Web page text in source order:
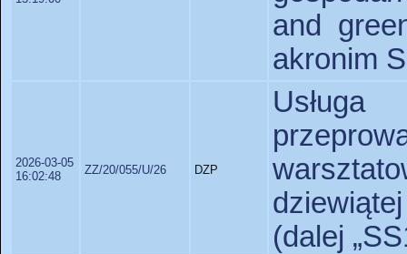
and
akronim
2026-03-05
16:02:48
ZZ/20/055/U/26 DZP
(dalej